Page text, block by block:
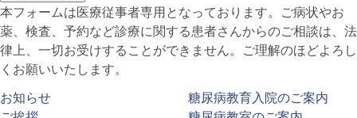
本フォームは医療従事者専用となっております。ご病状やお
薬、検査、予約など診療に関する患者さんからのご相談は、法
律上、一切お受けすることができません。ご理解のほどよろし
くお願いいたします。
お知らせ
糖尿病教育入院のご案内